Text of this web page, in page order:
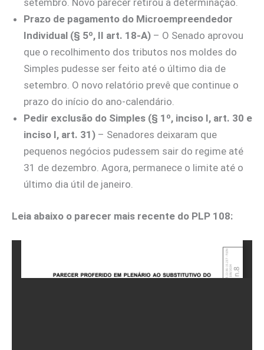
setembro. Novo parecer retirou a determinação.
Prazo de pagamento do Microempreendedor
Individual (§ 5º, II art. 18-A) – O Senado aprovou
que o recolhimento dos tributos nos moldes do
Simples pudesse ser feito até o último dia de
setembro. O novo relatório prevê que continue o
prazo do início do ano-calendário.
Pedir exclusão do Simples (§ 1º, inciso I, art. 30 e
inciso I, art. 31) – Senadores deixaram que
pequenos negócios pudessem sair do regime até
31 de dezembro. Agora, permanece o limite até o
último dia útil de janeiro.
Leia abaixo o parecer mais recente do PLP 108: